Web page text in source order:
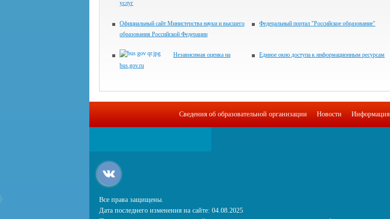
услуг
Официальный сайт Министерства науки и высшего
образования Российской Федерации
Федеральный портал "Российское образование"
Независимая оценка на
bus.gov.ru
Единое окно доступа к информационным ресурсам
Сведения об образовательной организации Новости Информация
Все права защищены.
Дата последнего изменения на сайте: 04.08.2025